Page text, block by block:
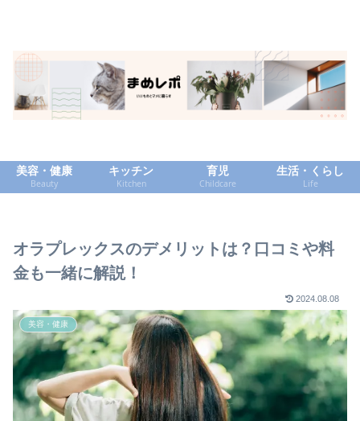
美容・健康
Beauty
キッチン
Kitchen
育児
Childcare
生活・くらし
Life
オラプレックスのデメリットは？口コミや料
金も一緒に解説！
2024.08.08
美容・健康